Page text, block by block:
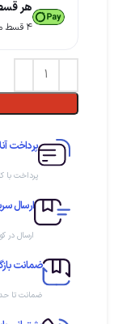
هر
۴ قسط ماهانه. بدون سود، چک و ضامن.
پرداخت
پرداخت با
ارسال
ارسال در
ضمانت
ضمانت تا حداکثر